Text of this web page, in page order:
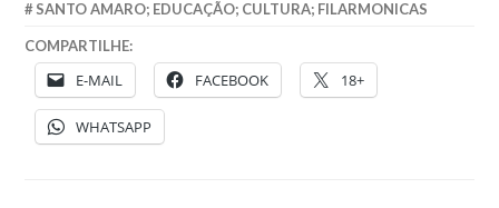
SANTO AMARO; EDUCAÇÃO; CULTURA; FILARMONICAS
COMPARTILHE:
E-MAIL FACEBOOK 18+
WHATSAPP